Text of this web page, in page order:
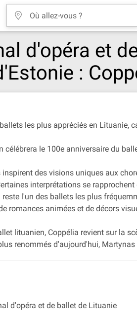
d'opéra et
:
les plus appréciés en
célébrera le 100e anniversaire du
des visions uniques aux
interprétations se
l'un des ballets les plus
romances animées et de décors
lituanien, Coppélia revient sur la
renommés d'aujourd'hui, Martynas
d'opéra et de ballet de Lituanie